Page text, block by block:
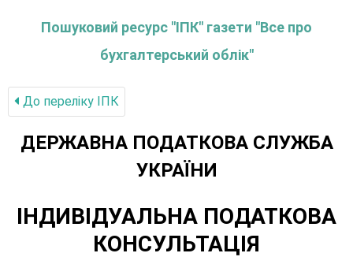
Пошуковий ресурс "ІПК" газети "Все про
бухгалтерський облік"
До переліку IПК
ДЕРЖАВНА ПОДАТКОВА СЛУЖБА
УКРАЇНИ
ІНДИВІДУАЛЬНА ПОДАТКОВА
КОНСУЛЬТАЦІЯ